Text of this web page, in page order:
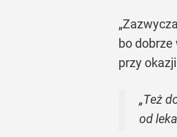
bo dobrze
przy
„Też
od